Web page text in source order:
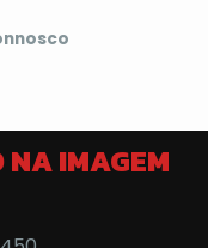
NA IMAGEM